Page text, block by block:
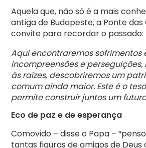
Aquela que, não só é a mais
antiga de Budapeste, a Ponte
convite para recordar o passado:
Aqui encontraremos sofrimentos
incompreensões e perseguições,
às raízes, descobriremos um
comum ainda maior. Este é o
permite construir juntos um
Eco de paz e de esperança
Comovido – disse o Papa –
tantas figuras de amigos de